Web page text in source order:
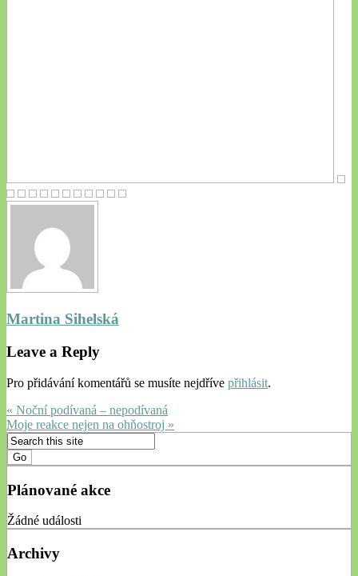
Martina Sihelská
Leave a Reply
Pro přidávání komentářů se musíte nejdříve přihlásit.
« Noční podívaná – nepodívaná
Moje reakce nejen na ohňostroj »
Plánované akce
Žádné události
Archivy